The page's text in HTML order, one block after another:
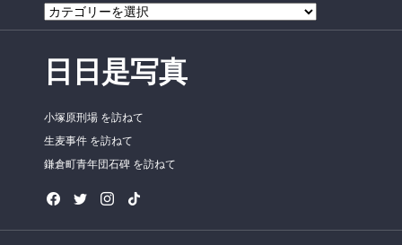
所
在
地
日日是写真
小塚原刑場 を訪ねて
生麦事件 を訪ねて
鎌倉町青年団石碑 を訪ねて